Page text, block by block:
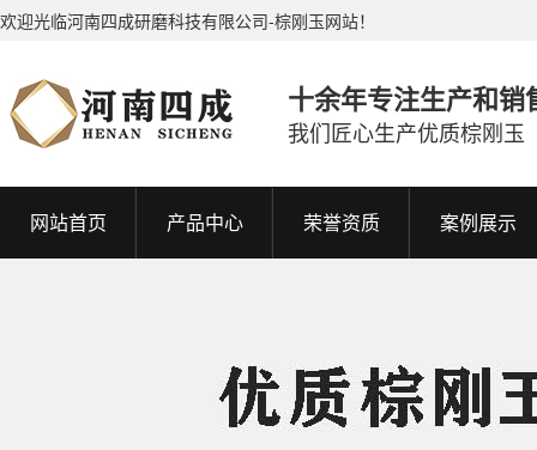
欢迎光临河南四成研磨科技有限公司-棕刚玉网站！
十余年专注生产和销
我们匠心生产优质棕刚玉
网站首页 产品中心 荣誉资质 案例展示